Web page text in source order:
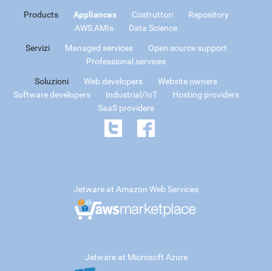
Products Appliances Costruttori
Repository
AWS AMIs
Data Science
Servizi Managed services
Open source support
Professional services
Soluzioni Web developers
Website owners
Software developers
Industrial/IoT
Hosting providers
SaaS providers
Jetware at Amazon Web Services
Jetware at Microsoft Azure